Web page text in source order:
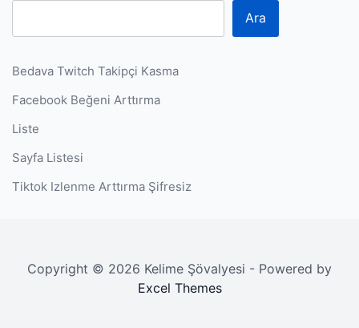
Ara
Bedava Twitch Takipçi Kasma
Facebook Beğeni Arttırma
Liste
Sayfa Listesi
Tiktok Izlenme Arttırma Şifresiz
Copyright © 2026 Kelime Şövalyesi - Powered by
Excel Themes